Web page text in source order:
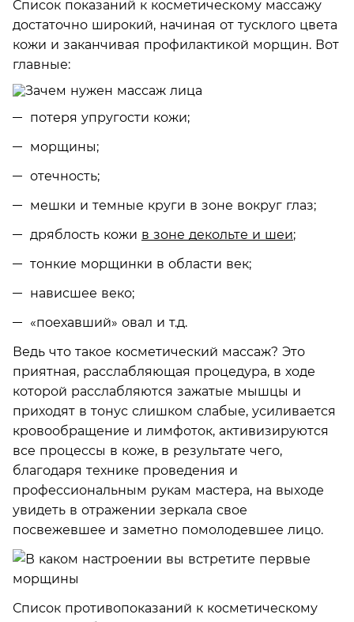
Список показаний к косметическому массажу
достаточно широкий, начиная от тусклого цвета
кожи и заканчивая профилактикой морщин. Вот
главные:
потеря упругости кожи;
морщины;
отечность;
мешки и темные круги в зоне вокруг глаз;
дряблость кожи в зоне декольте и шеи;
тонкие морщинки в области век;
нависшее веко;
«поехавший» овал и т.д.
Ведь что такое косметический массаж? Это
приятная, расслабляющая процедура, в ходе
которой расслабляются зажатые мышцы и
приходят в тонус слишком слабые, усиливается
кровообращение и лимфоток, активизируются
все процессы в коже, в результате чего,
благодаря технике проведения и
профессиональным рукам мастера, на выходе
увидеть в отражении зеркала свое
посвежевшее и заметно помолодевшее лицо.
Список противопоказаний к косметическому